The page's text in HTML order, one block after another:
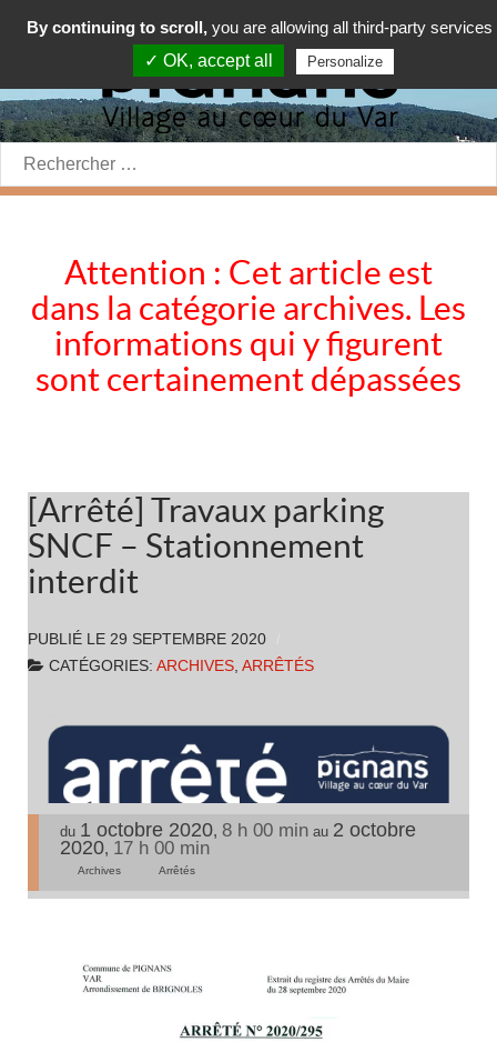
Rechercher:
Attention : Cet article est
dans la catégorie archives. Les
informations qui y figurent
sont certainement dépassées
[Arrêté] Travaux parking
SNCF – Stationnement
interdit
PUBLIÉ LE 29 SEPTEMBRE 2020
CATÉGORIES: ARCHIVES, ARRÊTÉS
du 1 octobre 2020, 8 h 00 min au 2 octobre
2020, 17 h 00 min
Archives Arrêtés
By continuing to scroll, you are allowing all third-party services
✓ OK, accept all
Personalize